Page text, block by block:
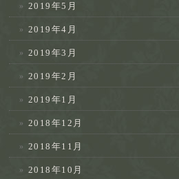
2019年5月
2019年4月
2019年3月
2019年2月
2019年1月
2018年12月
2018年11月
2018年10月